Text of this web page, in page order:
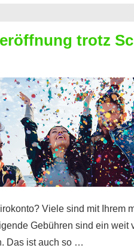
trotz
Viele sind mit Ihrem
Gebühren sind ein weit
Das ist auch so …